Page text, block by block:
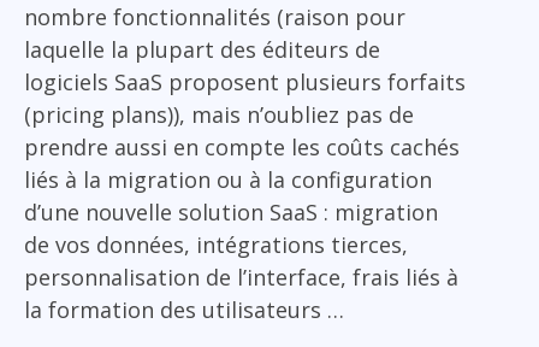
nombre fonctionnalités (raison pour
laquelle la plupart des éditeurs de
logiciels SaaS proposent plusieurs forfaits
(pricing plans)), mais n’oubliez pas de
prendre aussi en compte les coûts cachés
liés à la migration ou à la configuration
d’une nouvelle solution SaaS : migration
de vos données, intégrations tierces,
personnalisation de l’interface, frais liés à
la formation des utilisateurs …